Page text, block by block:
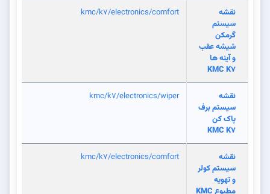
نقشه
سیستم
گرمکن
شیشه عقب
و آینه ها
KMC K7
kmc/k7/electronics/comfort
نقشه
سیستم برف
پاک کن
KMC K7
kmc/k7/electronics/wiper
نقشه
سیستم کولر
و تهویه
مطبوع KMC
kmc/k7/electronics/comfort